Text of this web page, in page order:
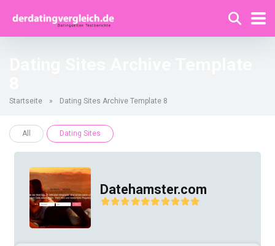
Startseite » Dating Sites Archive Template 8
All Dating Sites
Datehamster.com